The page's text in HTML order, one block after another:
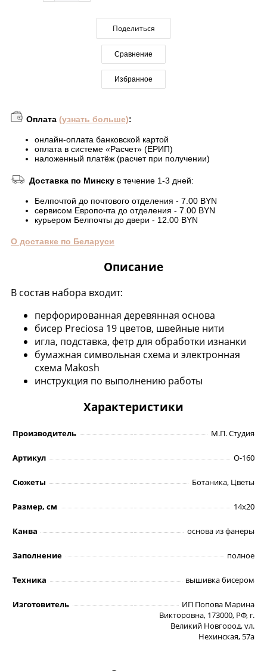
Поделиться
Сравнение
Избранное
Оплата (узнать больше):
онлайн-оплата банковской картой
оплата в системе «Расчет» (ЕРИП)
наложенный платёж (расчет при получении)
Доставка по Минску в течение 1-3 дней:
Белпочтой до почтового отделения - 7.00 BYN
сервисом Европочта до отделения - 7.00 BYN
курьером Белпочты до двери - 12.00 BYN
О доставке по Беларуси
Описание
В состав набора входит:
перфорированная деревянная основа
бисер Preciosa 19 цветов, швейные нити
игла, подставка, фетр для обработки изнанки
бумажная символьная схема и электронная
схема Makosh
инструкция по выполнению работы
Характеристики
Производитель М.П. Студия
Артикул О-160
Сюжеты Ботаника, Цветы
Размер, см 14х20
Канва основа из фанеры
Заполнение полное
Техника вышивка бисером
Изготовитель
ИП Попова Марина
Викторовна, 173000, РФ, г.
Великий Новгород, ул.
Нехинская, 57а